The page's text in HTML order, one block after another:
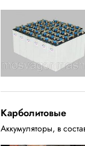
Карболитовые
Аккумуляторы, в